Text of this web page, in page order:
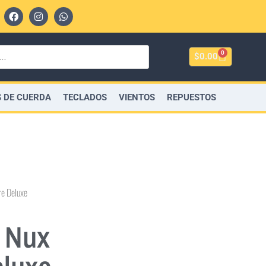
$0.00 0
CUERDA TECLADOS VIENTOS REPUESTOS
Deluxe